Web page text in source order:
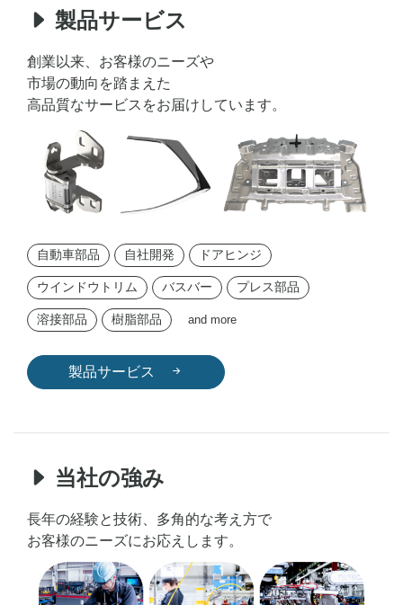
レ
ス・
立・
溶
接・
イ
ン
ェ
ク
製品サービス
創業以来、お客様のニーズや
市場の動向を踏まえた
高品質なサービスをお届けしています。
自動車部品 自社開発 ドアヒンジ
ウインドウトリム バスバー プレス部品
溶接部品 樹脂部品 and more
製品サービス
当社の強み
長年の経験と技術、多角的な考え方で
お客様のニーズにお応えします。